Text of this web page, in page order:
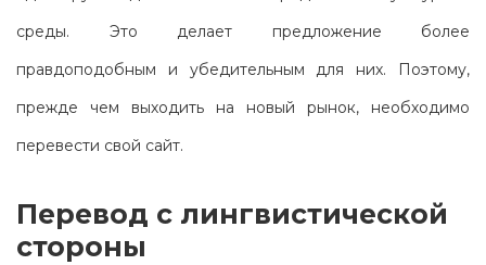
среды. Это делает предложение более
правдоподобным и убедительным для них. Поэтому,
прежде чем выходить на новый рынок, необходимо
перевести свой сайт.
Перевод с лингвистической
стороны